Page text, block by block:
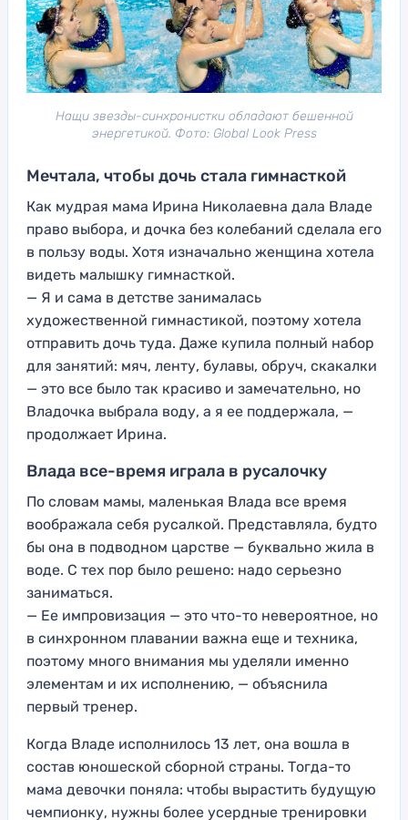
Нащи звезды-синхронистки обладают бешенной
энергетикой. Фото: Global Look Press
Мечтала, чтобы дочь стала гимнасткой
Как мудрая мама Ирина Николаевна дала Владе
право выбора, и дочка без колебаний сделала его
в пользу воды. Хотя изначально женщина хотела
видеть малышку гимнасткой.
— Я и сама в детстве занималась
художественной гимнастикой, поэтому хотела
отправить дочь туда. Даже купила полный набор
для занятий: мяч, ленту, булавы, обруч, скакалки
— это все было так красиво и замечательно, но
Владочка выбрала воду, а я ее поддержала, —
продолжает Ирина.
Влада все-время играла в русалочку
По словам мамы, маленькая Влада все время
воображала себя русалкой. Представляла, будто
бы она в подводном царстве — буквально жила в
воде. С тех пор было решено: надо серьезно
заниматься.
— Ее импровизация — это что-то невероятное, но
в синхронном плавании важна еще и техника,
поэтому много внимания мы уделяли именно
элементам и их исполнению, — объяснила
первый тренер.
Когда Владе исполнилось 13 лет, она вошла в
состав юношеской сборной страны. Тогда-то
мама девочки поняла: чтобы вырастить будущую
чемпионку, нужны более усердные тренировки